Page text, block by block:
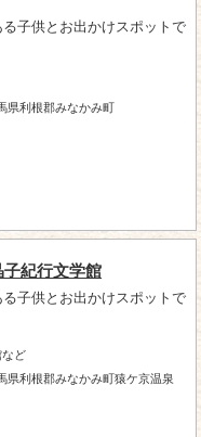
子供とお出かけスポットで
県利根郡みなかみ町
子紀行文学館
子供とお出かけスポットで
など
県利根郡みなかみ町猿ケ京温泉